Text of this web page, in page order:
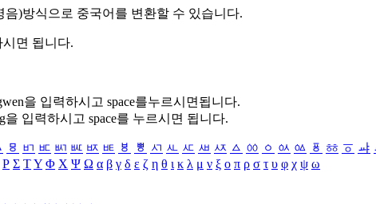
음)방식으로 중국어를 변환할 수 있습니다.
면 됩니다.
을 입력하시고 space를누르시면됩니다.
을 입력하시고 space를 누르시면 됩니다.
ㅱ ㅲ ㅳ ㅴ ㅵ ㅶ ㅷ ㅸ ㅹ ㅺ ㅻ ㅼ ㅽ ㅾ ㅿ ㆀ ㆁ ㆂ ㆃ ㆄ ㆅ ㆆ ㆇ
Ρ Σ ΤΥ Φ Χ Ψ Ω α β γ δ ε ζ η θ ι κ λ μ ν ξ ο π ρ σ τ υ φ χ ψ ω